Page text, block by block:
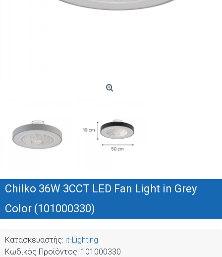
Chilko 36W 3CCT LED Fan Light in Grey
Color (101000330)
Κατασκευαστής: it-Lighting
Κωδικός Προϊόντος: 101000330